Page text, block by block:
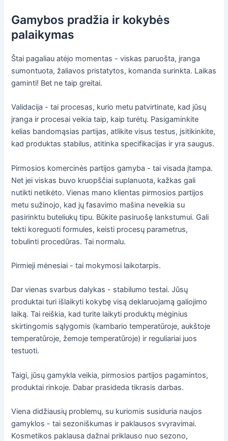
Gamybos pradžia ir kokybės
palaikymas
Štai pagaliau atėjo momentas - viskas paruošta, įranga
sumontuota, žaliavos pristatytos, komanda surinkta. Laikas
gaminti! Bet ne taip greitai.
Validacija - tai procesas, kurio metu patvirtinate, kad jūsų
įranga ir procesai veikia taip, kaip turėtų. Pasigaminkite
kelias bandomąsias partijas, atlikite visus testus, įsitikinkite,
kad produktas stabilus, atitinka specifikacijas ir yra saugus.
Pirmosios komercinės partijos gamyba - tai visada įtampa.
Net jei viskas buvo kruopščiai suplanuota, kažkas gali
nutikti netikėto. Vienas mano klientas pirmosios partijos
metu sužinojo, kad jų fasavimo mašina neveikia su
pasirinktu buteliukų tipu. Būkite pasiruošę lankstumui. Gali
tekti koreguoti formules, keisti procesų parametrus,
tobulinti procedūras. Tai normalu.
Pirmieji mėnesiai - tai mokymosi laikotarpis.
Dar vienas svarbus dalykas - stabilumo testai. Jūsų
produktai turi išlaikyti kokybę visą deklaruojamą galiojimo
laiką. Tai reiškia, kad turite laikyti produktų mėginius
skirtingomis sąlygomis (kambario temperatūroje, aukštoje
temperatūroje, žemoje temperatūroje) ir reguliariai juos
testuoti.
Taigi, jūsų gamykla veikia, pirmosios partijos pagamintos,
produktai rinkoje. Dabar prasideda tikrasis darbas.
Viena didžiausių problemų, su kuriomis susiduria naujos
gamyklos - tai sezoniškumas ir paklausos svyravimai.
Kosmetikos paklausa dažnai priklauso nuo sezono,